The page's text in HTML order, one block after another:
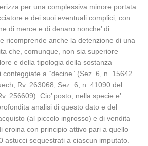
per una complessiva minore portata
e dei suoi eventuali complici, con
di merce e di denaro nonche’ di
ricomprende anche la detenzione di una
che, comunque, non sia superiore –
e della tipologia della sostanza
a “decine” (Sez. 6, n. 15642
Rv. 263068; Sez. 6, n. 41090 del
256609). Cio’ posto, nella specie e’
analisi di questo dato e del
(al piccolo ingrosso) e di vendita
eroina con principio attivo pari a quello
astucci sequestrati a ciascun imputato.